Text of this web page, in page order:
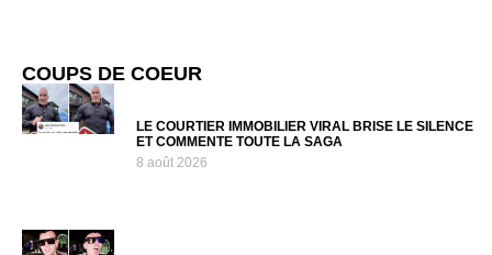
COUPS DE COEUR
LE COURTIER IMMOBILIER VIRAL BRISE LE SILENCE
ET COMMENTE TOUTE LA SAGA
8 août 2026